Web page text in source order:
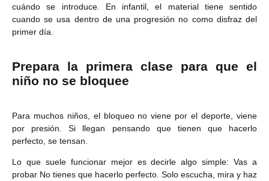
cuándo se introduce. En infantil, el material tiene sentido
cuando se usa dentro de una progresión no como disfraz del
primer día.
Prepara la primera clase para que el
niño no se bloquee
Para muchos niños, el bloqueo no viene por el deporte, viene
por presión. Si llegan pensando que tienen que hacerlo
perfecto, se tensan.
Lo que suele funcionar mejor es decirle algo simple: Vas a
probar No tienes que hacerlo perfecto. Solo escucha, mira y haz